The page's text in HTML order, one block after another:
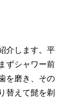
介します。平
ずシャワー前
を磨き、その
替えて髭を剃